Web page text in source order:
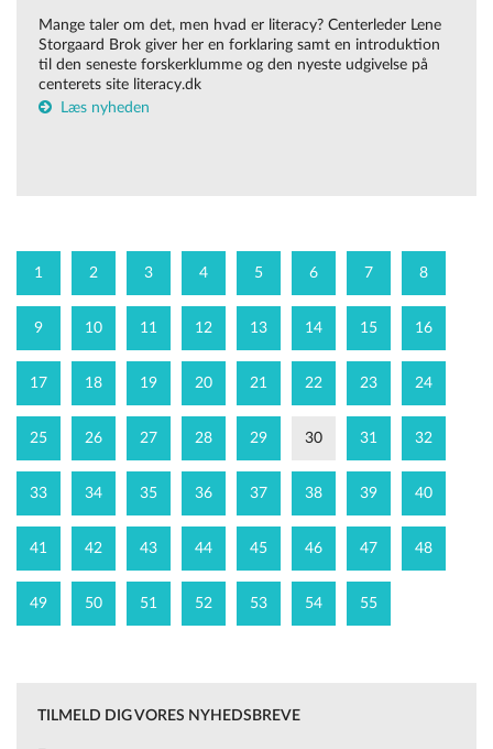
Mange taler om det, men hvad er literacy? Centerleder Lene
Storgaard Brok giver her en forklaring samt en introduktion
til den seneste forskerklumme og den nyeste udgivelse på
centerets site literacy.dk
Læs nyheden
1 2 3 4 5 6 7 8
9 10 11 12 13 14 15 16
17 18 19 20 21 22 23 24
25 26 27 28 29 30 31 32
33 34 35 36 37 38 39 40
41 42 43 44 45 46 47 48
49 50 51 52 53 54 55
TILMELD DIG VORES NYHEDSBREVE